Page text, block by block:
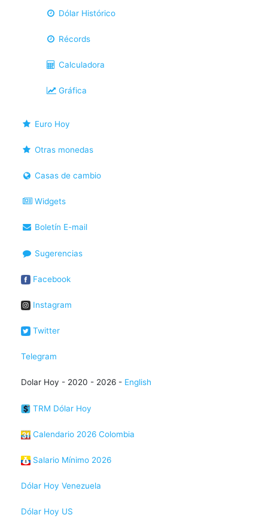
Dólar Histórico
Récords
Calculadora
Gráfica
Euro Hoy
Otras monedas
Casas de cambio
Widgets
Boletín E-mail
Sugerencias
Facebook
Instagram
Twitter
Telegram
Dolar Hoy - 2020 - 2026 - English
TRM Dólar Hoy
Calendario 2026 Colombia
Salario Mínimo 2026
Dólar Hoy Venezuela
Dólar Hoy US